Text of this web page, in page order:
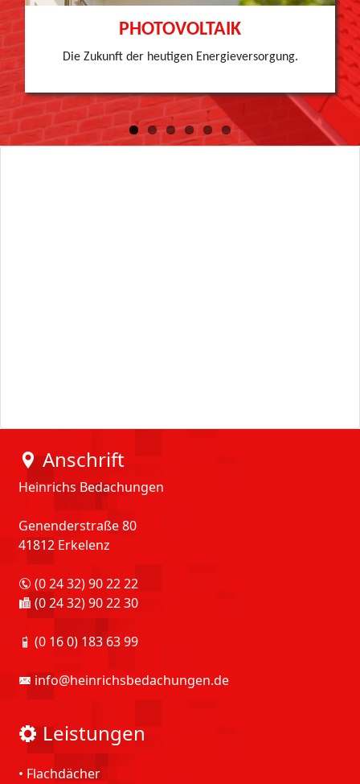
PHOTOVOLTAIK
Die Zukunft der heutigen Energieversorgung.
ev
ex
Anschrift
Heinrichs Bedachungen
Genenderstraße 80
41812 Erkelenz
(0 24 32) 90 22 22
(0 24 32) 90 22 30
(0 16 0) 183 63 99
info@heinrichsbedachungen.de
Leistungen
• Flachdächer